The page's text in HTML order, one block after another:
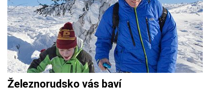
Železnorudsko vás baví